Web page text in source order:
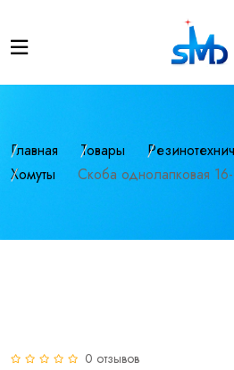
Главная Товары
Хомуты
Скоба однолапковая
0 отзывов